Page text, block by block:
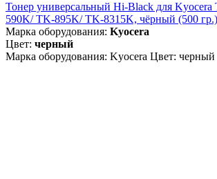
Тонер универсальный Hi-Black для
590K/ TK-895K/ TK-8315K, чёрный (500 гр.)
Марка оборудования: Kyocera
Цвет: черный
Марка оборудования: Kyocera Цвет: черный